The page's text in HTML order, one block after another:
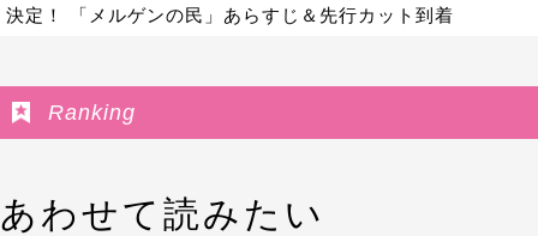
決定！ 「メルゲンの民」あらすじ＆先行カット到着
Ranking
あわせて読みたい